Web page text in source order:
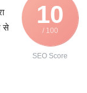
10
/ 100
SEO Score
से